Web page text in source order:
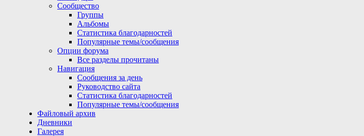
Сообщество
Группы
Альбомы
Статистика благодарностей
Популярные темы/сообщения
Опции форума
Все разделы прочитаны
Навигация
Сообщения за день
Руководство сайта
Статистика благодарностей
Популярные темы/сообщения
Файловый архив
Дневники
Галерея